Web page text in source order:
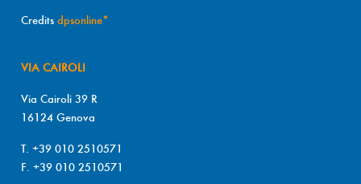
Credits dpsonline*
VIA CAIROLI
Via Cairoli 39 R
16124 Genova
T. +39 010 2510571
F. +39 010 2510571